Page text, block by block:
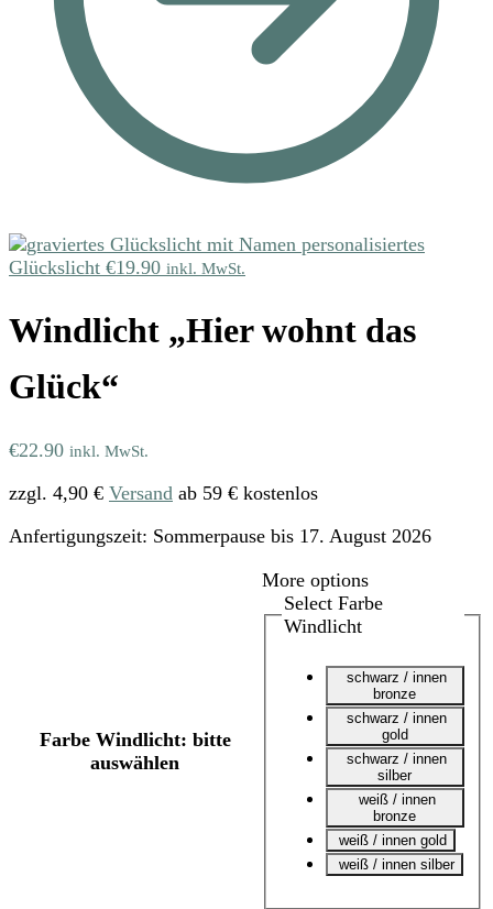
personalisiertes
Glückslicht €19.90 inkl. MwSt.
Windlicht „Hier wohnt das
Glück“
€22.90 inkl. MwSt.
zzgl. 4,90 € Versand ab 59 € kostenlos
Anfertigungszeit: Sommerpause bis 17. August 2026
Farbe Windlicht: bitte
auswählen
More options
Select Farbe
Windlicht
schwarz / innen
bronze
schwarz / innen
gold
schwarz / innen
silber
weiß / innen
bronze
weiß / innen gold
weiß / innen silber